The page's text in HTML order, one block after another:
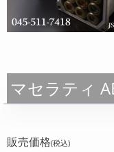
マセラティ
販売価格(税込)